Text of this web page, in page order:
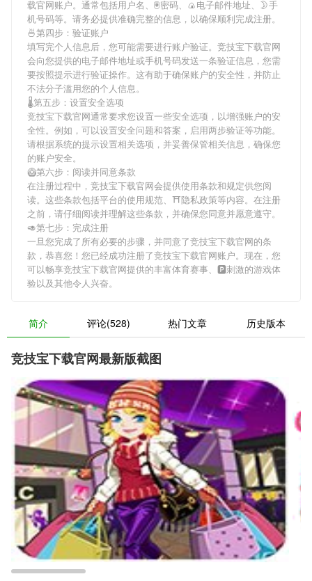
载官网账户。通常包括用户名、🖲密码、🍙电子邮件地址、🌛手
机号码等。请务必提供准确完整的信息，以确保顺利完成注册。
🍜第四步：验证账户
填写完个人信息后，您可能需要进行账户验证。竞技宝下载官网
会向您提供的电子邮件地址或手机号码发送一条验证信息，您需
要按照提示进行验证操作。这有助于确保账户的安全性，并防止
不法分子滥用您的个人信息。
🌡第五步：设置安全选项
竞技宝下载官网通常要求您设置一些安全选项，以增强账户的安
全性。例如，可以设置安全问题和答案，启用两步验证等功能。
请根据系统的提示设置相关选项，并妥善保管相关信息，确保您
的账户安全。
🥝第六步：阅读并同意条款
在注册过程中，竞技宝下载官网会提供使用条款和规定供您阅
读。这些条款包括平台的使用规范、⛩隐私政策等内容。在注册
之前，请仔细阅读并理解这些条款，并确保您同意并愿意遵守。
🥑第七步：完成注册
一旦您完成了所有必要的步骤，并同意了竞技宝下载官网的条
款，恭喜您！您已经成功注册了竞技宝下载官网账户。现在，您
可以畅享竞技宝下载官网提供的丰富体育赛事、🅿刺激的游戏体
验以及其他令人兴奋。
简介 评论(528) 热门文章 历史版本
竞技宝下载官网最新版截图